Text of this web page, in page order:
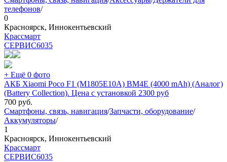
телефонов/
0
Красноярск, Иннокентьевский
Крассмарт
СЕРВИС6035
+ Ещё 0 фото
АКБ Xiaomi Poco F1 (M1805E10A) BM4E (4000 mAh) (Аналог)
(Battery Collection). Цена с установкой 2300 руб
700 руб.
Смартфоны, связь, навигация/Запчасти, оборудование/
Аккумуляторы/
1
Красноярск, Иннокентьевский
Крассмарт
СЕРВИС6035